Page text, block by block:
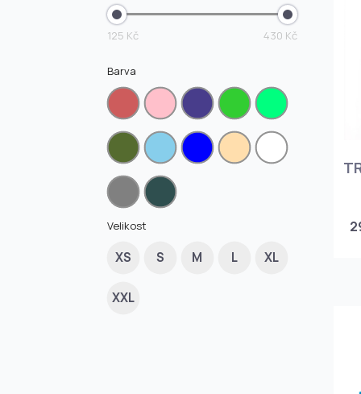
125 Kč 430 Kč
Barva
Velikost
XS S M L XL
XXL